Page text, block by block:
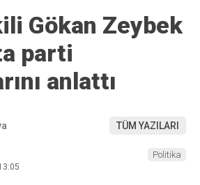
Gökan Zeybek
parti
anlattı
TÜM YAZILARI
Politika